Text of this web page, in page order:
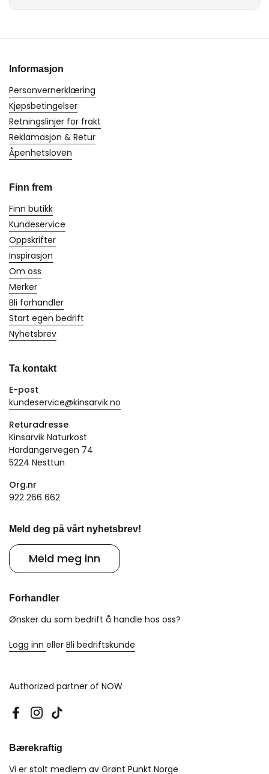
Informasjon
Personvernerklæring
Kjøpsbetingelser
Retningslinjer for frakt
Reklamasjon & Retur
Åpenhetsloven
Finn frem
Finn butikk
Kundeservice
Oppskrifter
Inspirasjon
Om oss
Merker
Bli forhandler
Start egen bedrift
Nyhetsbrev
Ta kontakt
E-post
kundeservice@kinsarvik.no
Returadresse
Kinsarvik Naturkost
Hardangervegen 74
5224 Nesttun
Org.nr
922 266 662
Meld deg på vårt nyhetsbrev!
Meld meg inn
Forhandler
Ønsker du som bedrift å handle hos oss?
Logg inn eller Bli bedriftskunde
Authorized partner of NOW
Facebook
Instagram
TikTok
Bærekraftig
Vi er stolt medlem av Grønt Punkt Norge